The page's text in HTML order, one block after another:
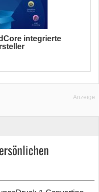
integrierte
Anzeige